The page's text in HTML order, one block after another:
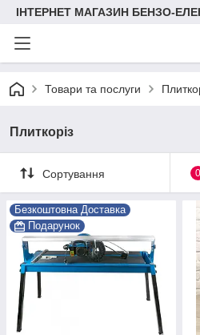
ІНТЕРНЕТ МАГАЗИН БЕНЗО-
Товари та послуги
Плиткоріз
Сортування 0
Безкоштовна Доставка
Подарунок